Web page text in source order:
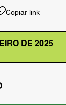
Copiar link
DE 2025